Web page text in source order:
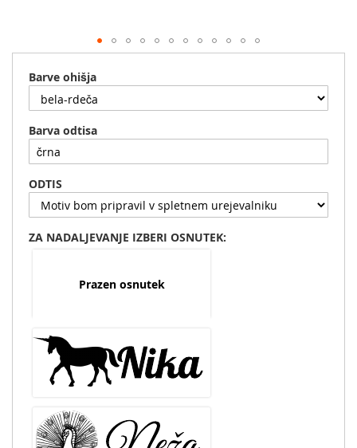
začetek
galerije
Barve ohišja
Barva odtisa
ODTIS
ZA NADALJEVANJE IZBERI OSNUTEK:
Prazen osnutek